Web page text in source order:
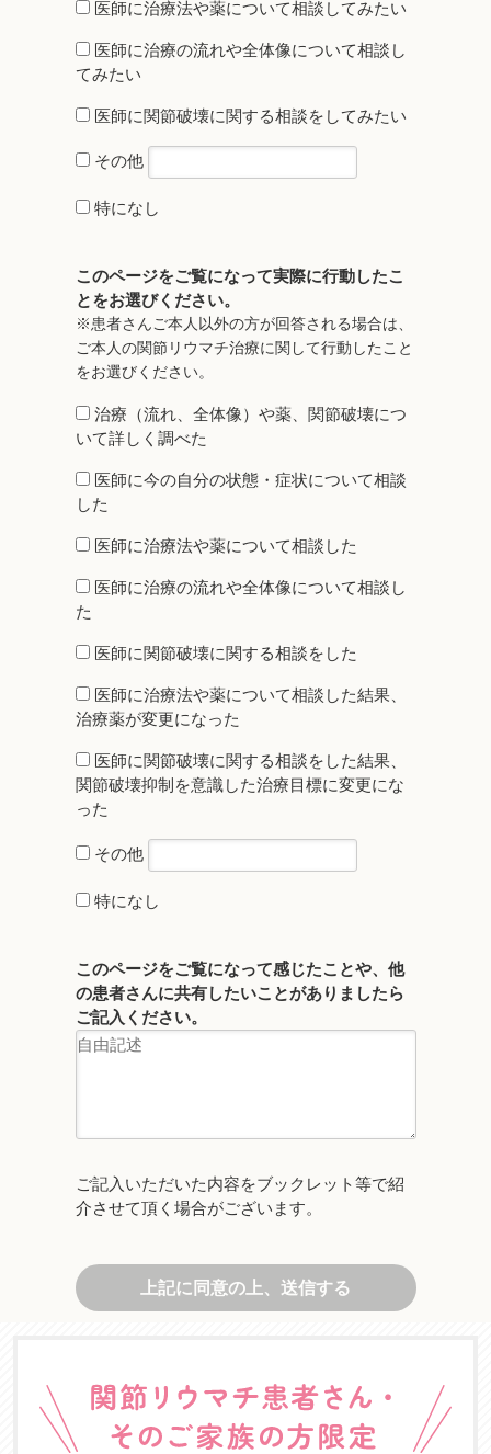
医師に治療法や薬について相談してみたい
医師に治療の流れや全体像について相談し
てみたい
医師に関節破壊に関する相談をしてみたい
その他
特になし
このページをご覧になって実際に行動したこ
とをお選びください。
※患者さんご本人以外の方が回答される場合は、
ご本人の関節リウマチ治療に関して行動したこと
をお選びください。
治療（流れ、全体像）や薬、関節破壊につ
いて詳しく調べた
医師に今の自分の状態・症状について相談
した
医師に治療法や薬について相談した
医師に治療の流れや全体像について相談し
た
医師に関節破壊に関する相談をした
医師に治療法や薬について相談した結果、
治療薬が変更になった
医師に関節破壊に関する相談をした結果、
関節破壊抑制を意識した治療目標に変更にな
った
その他
特になし
このページをご覧になって感じたことや、他
の患者さんに共有したいことがありましたら
ご記入ください。
ご記入いただいた内容をブックレット等で紹
介させて頂く場合がございます。
上記に同意の上、送信する